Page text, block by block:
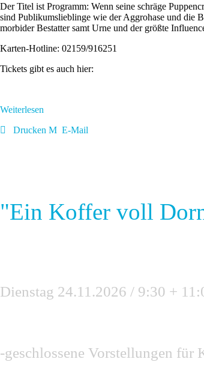
Der Titel ist Programm: Wenn seine schräge
sind Publikumslieblinge wie der Aggrohase und die
morbider Bestatter samt Urne und der größte
Karten-Hotline: 02159/916251
Tickets gibt es auch hier:
Weiterlesen
Drucken
E-Mail
"Ein Koffer voll
Dienstag 24.11.2026 / 9:30 +
-geschlossene Vorstellungen für